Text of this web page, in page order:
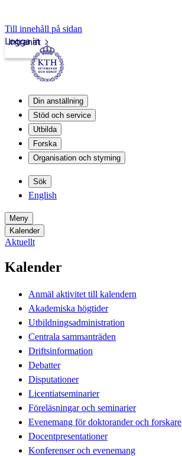
Till innehåll på sidan
Intranät
Logga in
Din anställning
Stöd och service
Utbilda
Forska
Organisation och styrning
Sök
English
Meny
Kalender
Aktuellt
Kalender
Anmäl aktivitet till kalendern
Akademiska högtider
Utbildningsadministration
Centrala sammanträden
Driftsinformation
Debatter
Disputationer
Licentiatseminarier
Föreläsningar och seminarier
Evenemang för doktorander och forskare
Docentpresentationer
Konferenser och evenemang